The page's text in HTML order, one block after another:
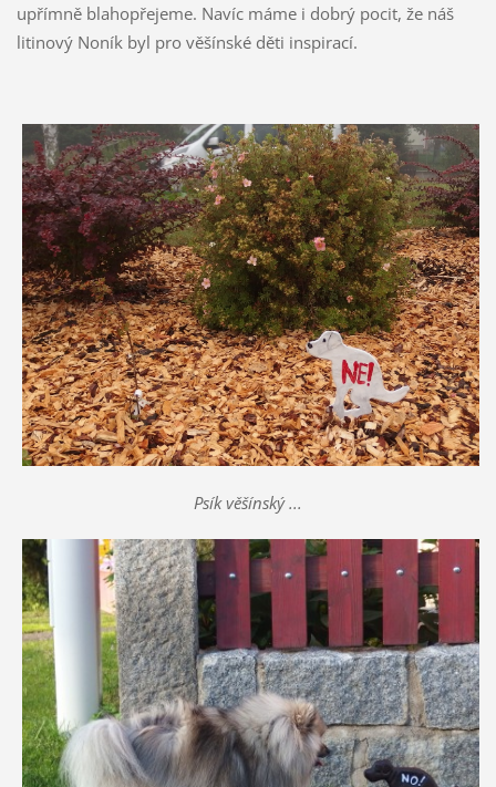
upřímně blahopřejeme. Navíc máme i dobrý pocit, že náš
litinový Noník byl pro věšínské děti inspirací.
Psík věšínský ...